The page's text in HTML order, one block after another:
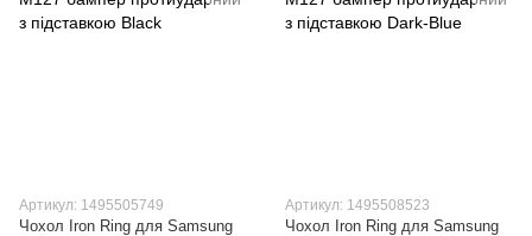
Артикул: 1495505749
Чохол Iron Ring для Samsung
Артикул: 1495508523
Чохол Iron Ring для Samsung